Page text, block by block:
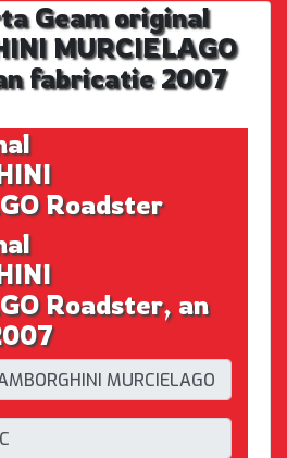
Geam original
MURCIELAGO
fabricatie 2007
Roadster
Roadster, an